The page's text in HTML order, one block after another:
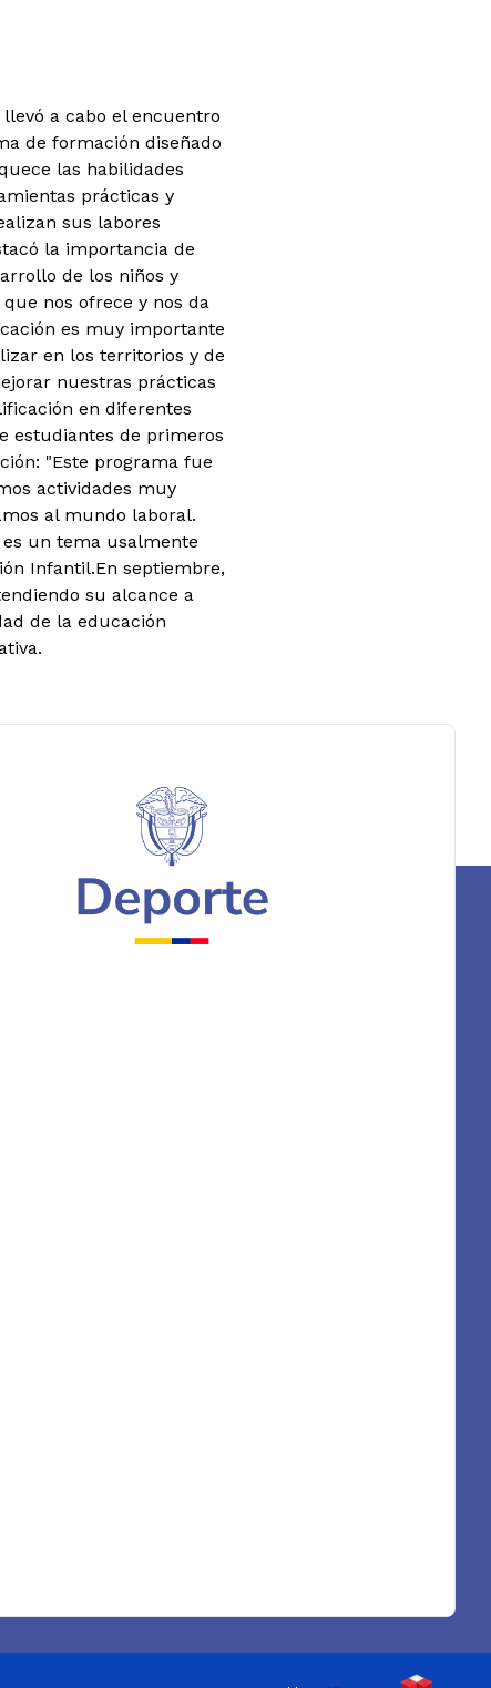
a cabo el encuentro
de formación diseñado
las habilidades
prácticas y
sus labores
la importancia de
de los niños y
nos ofrece y nos da
es muy importante
en los territorios y de
nuestras prácticas
en diferentes
estudiantes de primeros
"Este programa fue
actividades muy
al mundo laboral.
un tema usalmente
Infantil.En septiembre,
su alcance a
de la educación